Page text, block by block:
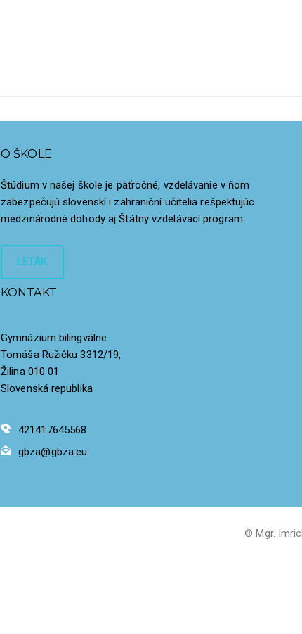
O ŠKOLE
Štúdium v našej škole je päťročné, vzdelávanie v ňom
zabezpečujú slovenskí i zahraniční učitelia rešpektujúc
medzinárodné dohody aj Štátny vzdelávací program.
LETÁK
KONTAKT
Gymnázium bilingválne
Tomáša Ružičku 3312/19,
Žilina 010 01
Slovenská republika
421417645568
gbza@gbza.eu
© Mgr.